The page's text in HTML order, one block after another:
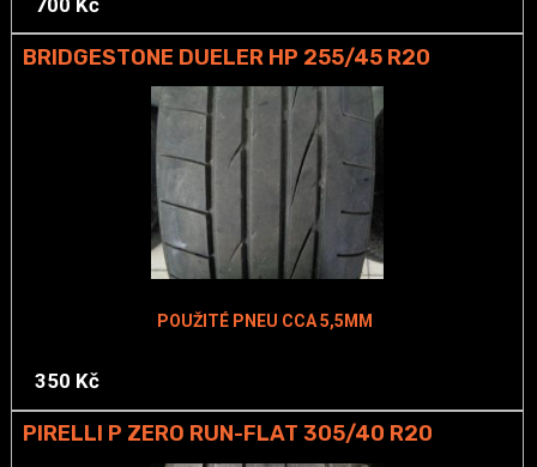
BRIDGESTONE DUELER HP 255/45 R20
POUŽITÉ PNEU CCA 5,5MM
350 Kč
PIRELLI P ZERO RUN-FLAT 305/40 R20